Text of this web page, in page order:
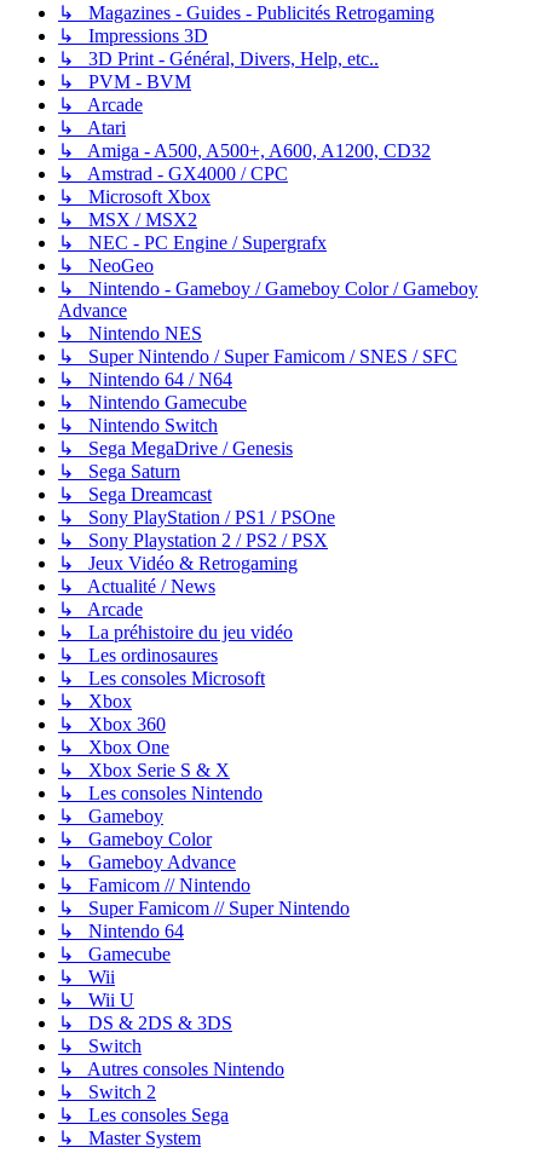
↳ Magazines - Guides - Publicités Retrogaming
↳ Impressions 3D
↳ 3D Print - Général, Divers, Help, etc..
↳ PVM - BVM
↳ Arcade
↳ Atari
↳ Amiga - A500, A500+, A600, A1200, CD32
↳ Amstrad - GX4000 / CPC
↳ Microsoft Xbox
↳ MSX / MSX2
↳ NEC - PC Engine / Supergrafx
↳ NeoGeo
↳ Nintendo - Gameboy / Gameboy Color / Gameboy
Advance
↳ Nintendo NES
↳ Super Nintendo / Super Famicom / SNES / SFC
↳ Nintendo 64 / N64
↳ Nintendo Gamecube
↳ Nintendo Switch
↳ Sega MegaDrive / Genesis
↳ Sega Saturn
↳ Sega Dreamcast
↳ Sony PlayStation / PS1 / PSOne
↳ Sony Playstation 2 / PS2 / PSX
↳ Jeux Vidéo & Retrogaming
↳ Actualité / News
↳ Arcade
↳ La préhistoire du jeu vidéo
↳ Les ordinosaures
↳ Les consoles Microsoft
↳ Xbox
↳ Xbox 360
↳ Xbox One
↳ Xbox Serie S & X
↳ Les consoles Nintendo
↳ Gameboy
↳ Gameboy Color
↳ Gameboy Advance
↳ Famicom // Nintendo
↳ Super Famicom // Super Nintendo
↳ Nintendo 64
↳ Gamecube
↳ Wii
↳ Wii U
↳ DS & 2DS & 3DS
↳ Switch
↳ Autres consoles Nintendo
↳ Switch 2
↳ Les consoles Sega
↳ Master System